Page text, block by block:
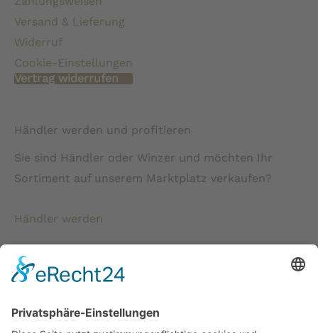
Versand & Lieferung
Widerruf
Cookie-Einstellungen
Vertrag widerrufen
Händler werden und profitieren
Sie sind Händler oder Winzer und möchten Ihr
Sortiment auf unserem Marktplatz verkaufen?
Händler werden